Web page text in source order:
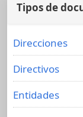
Tipos de
Direcciones
Directivos
Entidades